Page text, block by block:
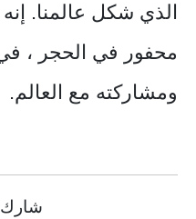
الذي شكل عالمنا. إنه
محفور في الحجر ،
ومشاركته مع العالم.
شارك